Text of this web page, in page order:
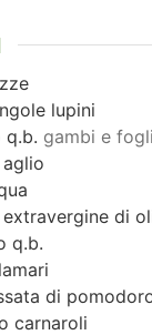
lupini
q.b. gambi e
di
q.b.
di
carnaroli